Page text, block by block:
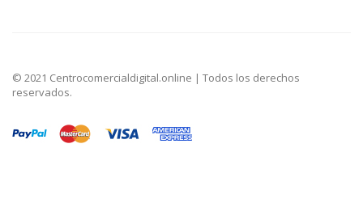
© 2021 Centrocomercialdigital.online | Todos los derechos
reservados.